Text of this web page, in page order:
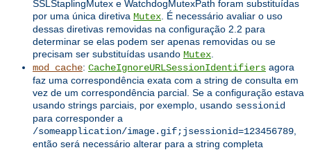
SSLStaplingMutex e WatchdogMutexPath foram substituídas
por uma única diretiva Mutex . É necessário avaliar o uso
dessas diretivas removidas na configuração 2.2 para
determinar se elas podem ser apenas removidas ou se
precisam ser substituídas usando Mutex
mod_cache: CacheIgnoreURLSessionIdentifiers agora
faz uma correspondência exata com a string de consulta em
vez de um correspondência parcial. Se a configuração estava
usando strings parciais, por exemplo, usando sessionid
para corresponder a
/someapplication/image.gif;jsessionid=123456789
então será necessário alterar para a string completa